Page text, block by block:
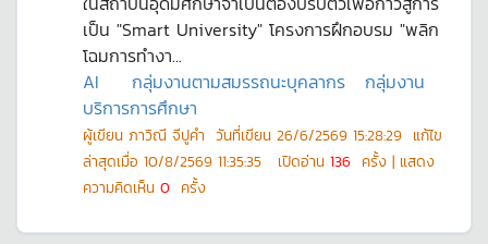
เป็น "Smart University" โครงการฝึกอบรม "พลิก
โฉมการทำงา...
AI
กลุ่มงานตามสมรรถนะบุคลากร
กลุ่มงาน
บริการการศึกษา
ผู้เขียน ภาวิณี จีปูคำ วันที่เขียน 26/6/2569 15:28:29 แก้ไข
ล่าสุดเมื่อ 10/8/2569 11:35:35 เปิดอ่าน 136 ครั้ง | แสดง
ความคิดเห็น 0 ครั้ง